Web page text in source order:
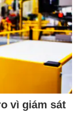
vì giám sát